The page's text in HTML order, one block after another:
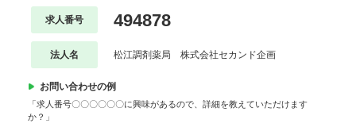
求人番号 494878
法人名 松江調剤薬局 株式会社セカンド企画
お問い合わせの例
「求人番号〇〇〇〇〇〇に興味があるので、詳細を教えていただけます
か？」